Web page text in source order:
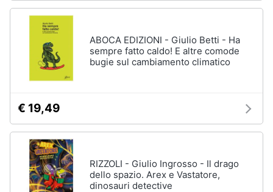
ABOCA EDIZIONI - Giulio Betti - Ha
sempre fatto caldo! E altre comode
bugie sul cambiamento climatico
€ 19,49
RIZZOLI - Giulio Ingrosso - Il drago
dello spazio. Arex e Vastatore,
dinosauri detective